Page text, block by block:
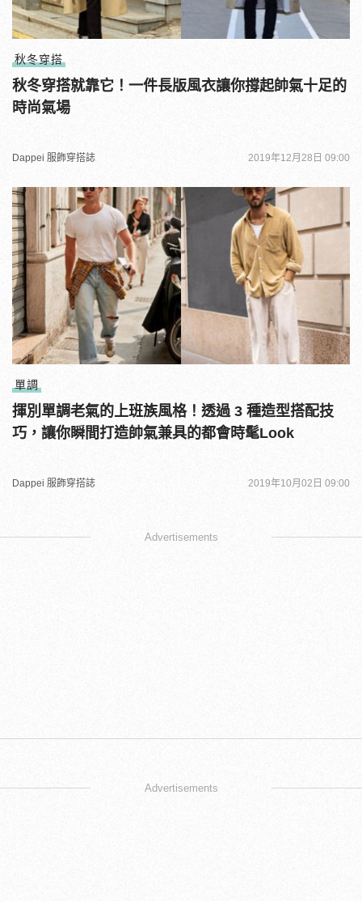
秋冬穿搭
秋冬穿搭就靠它！一件長版風衣讓你撐起帥氣十足的
時尚氣場
Dappei 服飾穿搭誌 2019年12月28日 09:00
單調
揮別單調老氣的上班族風格！透過 3 種造型搭配技
巧，讓你瞬間打造帥氣兼具的都會時髦Look
Dappei 服飾穿搭誌 2019年10月02日 09:00
Advertisements
Advertisements